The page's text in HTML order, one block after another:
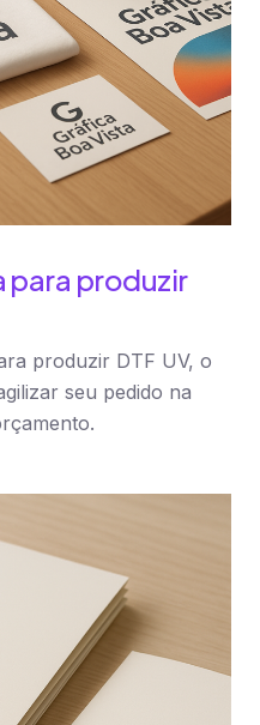
para produzir
produzir DTF UV, o
seu pedido na